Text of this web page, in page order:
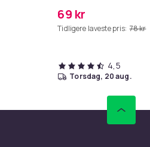
69 kr
Tidligere laveste pris: 78 kr
4,5
torsdag, 20 aug.